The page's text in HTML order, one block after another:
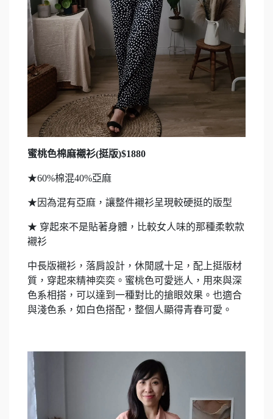
蜜桃色棉麻襯衫(挺版)$1880
★60%棉混40%亞麻
★因為混有亞麻，讓整件襯衫呈現較硬挺的版型
★ 穿起來不是貼著身體，比較女人味的那種柔軟款
襯衫
中長版襯衫，落肩設計，休閒感十足，配上挺版材
質，穿起來精神奕奕。蜜桃色可愛迷人，用來與深
色系相搭，可以達到一種對比的搶眼效果。也適合
與淺色系，如白色搭配，整個人顯得青春可愛。